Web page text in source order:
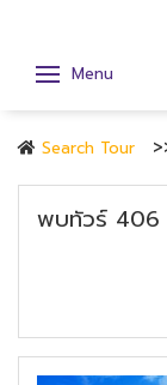
Menu
Search Tour
พบทัวร์ 406